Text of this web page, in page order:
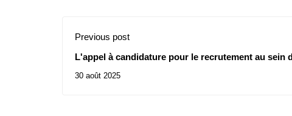
Previous post
L'appel à candidature pour le recrutement au sein
30 août 2025